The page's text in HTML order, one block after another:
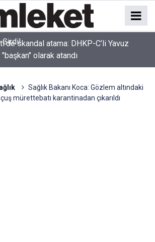
skandal atama: DHKP-C’li Yavuz
"başkan" olarak atandı
Sağlık Bakanı Koca: Gözlem altındaki
mürettebatı karantinadan çıkarıldı